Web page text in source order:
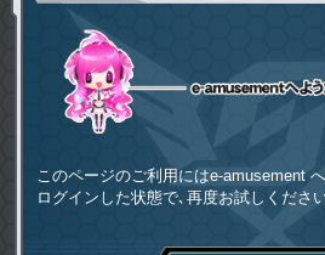
このページのご利用にはe-amusement
ログインした状態で､再度お試しください